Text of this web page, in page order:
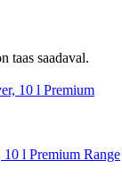
taas saadaval.
10 l Premium Range